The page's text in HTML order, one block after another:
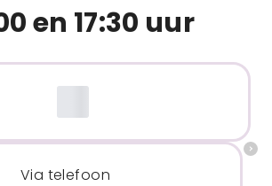
en 17:30 uur
Via telefoon